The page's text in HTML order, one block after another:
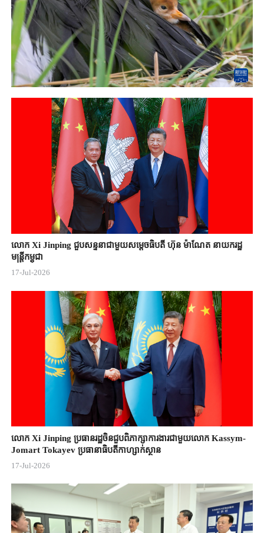
លោក Xi Jinping ជួបសន្ទនាជាមួយសម្តេចធិបតី ហ៊ុន ម៉ាណែត នាយករដ្ឋ
មន្ត្រីកម្ពុជា
17-Jul-2026
លោក Xi Jinping ប្រធានរដ្ឋចិន​ជួបពិភាក្សា​ការងារជាមួយ​លោក Kassym-
Jomart ​Tokayev ​ប្រធានាធិបតី​កាហ្សាក់ស្ថាន​
17-Jul-2026